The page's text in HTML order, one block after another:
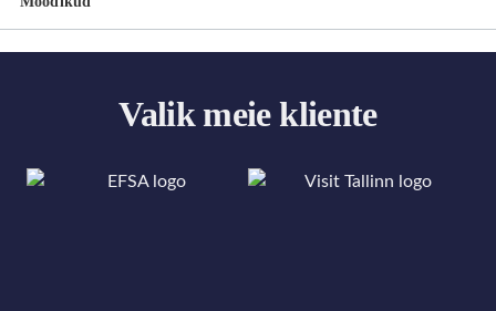
Valik meie kliente